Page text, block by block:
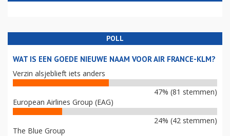
POLL
WAT IS EEN GOEDE NIEUWE NAAM VOOR AIR FRANCE-KLM?
Verzin alsjeblieft iets anders
47% (81 stemmen)
European Airlines Group (EAG)
24% (42 stemmen)
The Blue Group